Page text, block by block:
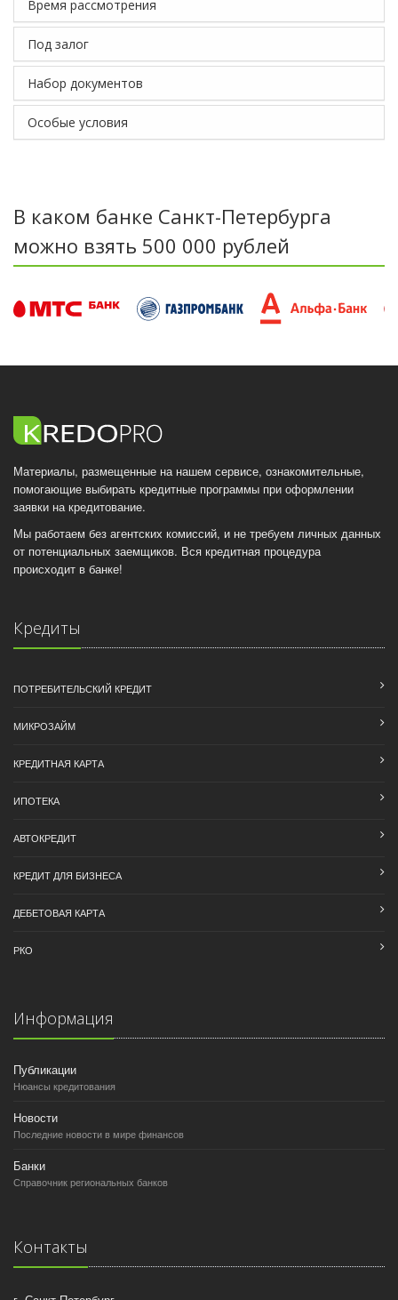
Время рассмотрения
Под залог
Набор документов
Особые условия
В каком банке Санкт-Петербурга
можно взять 500 000 рублей
Материалы, размещенные на нашем сервисе, ознакомительные,
помогающие выбирать кредитные программы при оформлении
заявки на кредитование.
Мы работаем без агентских комиссий, и не требуем личных данных
от потенциальных заемщиков. Вся кредитная процедура
происходит в банке!
Кредиты
ПОТРЕБИТЕЛЬСКИЙ КРЕДИТ
МИКРОЗАЙМ
КРЕДИТНАЯ КАРТА
ИПОТЕКА
АВТОКРЕДИТ
КРЕДИТ ДЛЯ БИЗНЕСА
ДЕБЕТОВАЯ КАРТА
РКО
Информация
Публикации
Нюансы кредитования
Новости
Последние новости в мире финансов
Банки
Справочник региональных банков
Контакты